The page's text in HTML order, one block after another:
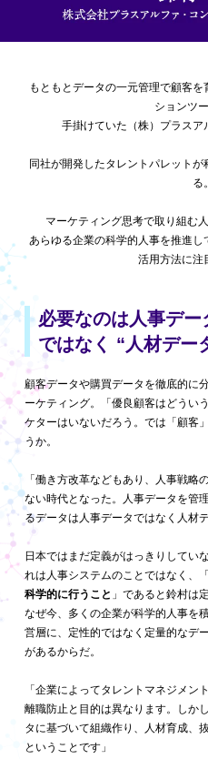
もともとデータの一元管理で顧客
ションツ
手掛けていた（株）プラスア
同社が開発したタレントパレット
る。
マーケティング思考で取り組む
あらゆる企業の科学的人事を推進
活用方法に注
必要なのは人事デー
ではなく “人材デー
顧客データや購買データを徹底的に
ーケティング。「優良顧客はどうい
ケターはいないだろう。では「顧客
うか。
「働き方改革などもあり、人事戦略
ない時代となった。人事データを管
るデータは人事データではなく人材
日本ではまだ定義がはっきりしてい
れは人事システムのことではなく、「
科学的に行うこと 」であると鈴村は
なぜ今、多くの企業が科学的人事を
営層に、定性的ではなく定量的なデ
があるからだ。
「企業によってタレントマネジメン
離職防止と目的は異なります。しか
タに基づいて組織作り、人材育成、
ということです」